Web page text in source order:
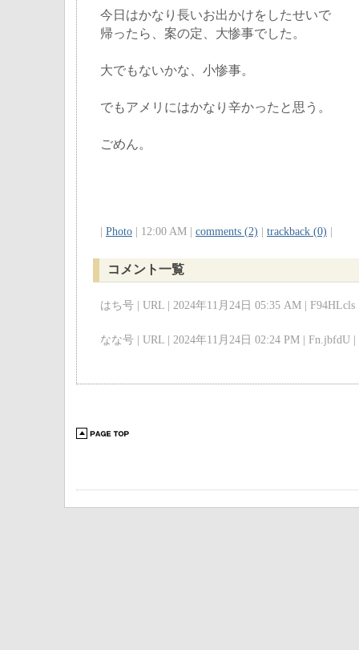
今日はかなり長いお出かけをしたせいで
帰ったら、案の定、大惨事でした。
大でもないかな、小惨事。
でもアメリにはかなり辛かったと思う。
ごめん。
Photo | 12:00 AM | comments (2) trackback (0)
コメント一覧
はち号 | URL | 2024年11月24日 05:35 AM | F94HLcls
なな号 | URL | 2024年11月24日 02:24 PM | Fn.jbfdU |